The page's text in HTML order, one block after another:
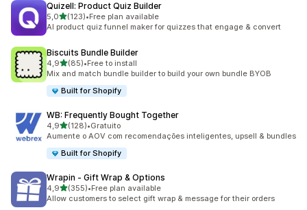
Quizell: Product Quiz Builder
5,0de 5 estrelas
(123)
123 total de avaliações
•Free plan available
AI product quiz funnel maker for quizzes that engage & convert
Biscuits Bundle Builder
4,9de 5 estrelas
(85)
85 total de avaliações
•Free to install
Mix and match bundle builder to build your own bundle BYOB
Built for Shopify
WB: Frequently Bought Together
4,9de 5 estrelas
(128)
128 total de avaliações
•Gratuito
Aumente o AOV com recomendações inteligentes, upsell & bundles
Built for Shopify
Wrapin ‑ Gift Wrap & Options
4,9de 5 estrelas
(355)
355 total de avaliações
•Free plan available
Allow customers to select gift wrap & message for their orders